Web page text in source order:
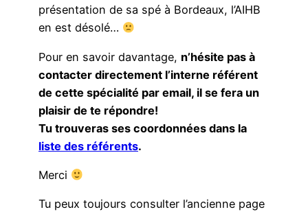
présentation de sa spé à Bordeaux, l’AIHB
en est désolé…
Pour en savoir davantage, n’hésite pas à
contacter directement l’interne référent
de cette spécialité par email, il se fera un
plaisir de te répondre!
Tu trouveras ses coordonnées dans la
liste des référents.
Merci
Tu peux toujours consulter l’ancienne page